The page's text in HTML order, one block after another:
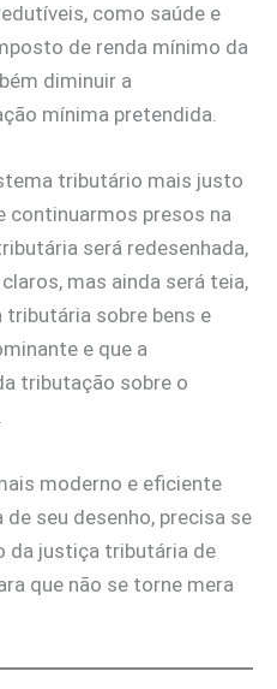
como saúde e
de renda mínimo da
diminuir a
mínima pretendida.
tributário mais justo
continuarmos presos na
será redesenhada,
mas ainda será teia,
tributária sobre bens e
e que a
tributação sobre o
moderno e eficiente
seu desenho, precisa se
da justiça tributária de
que não se torne mera